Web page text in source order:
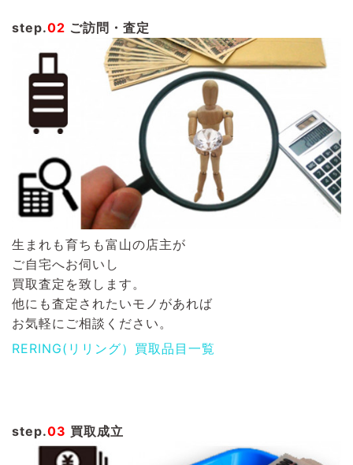
step.02 ご訪問・査定
生まれも育ちも富山の店主が
ご自宅へお伺いし
買取査定を致します。
他にも査定されたいモノがあれば
お気軽にご相談ください。
RERING(リリング）買取品目一覧
step.03 買取成立